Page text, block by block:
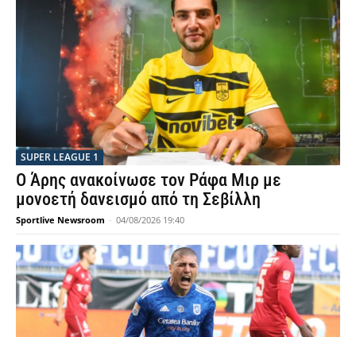
SUPER LEAGUE 1
Ο Άρης ανακοίνωσε τον Ράφα Μιρ με
μονοετή δανεισμό από τη Σεβίλλη
Sportlive Newsroom - 04/08/2026 19:40